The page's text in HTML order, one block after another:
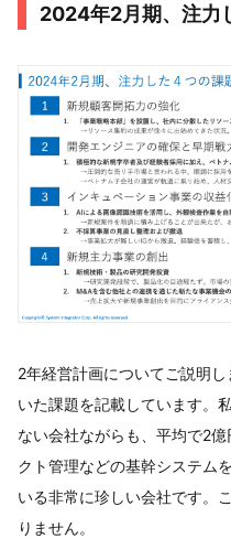
2024年2月期、注力
2年経営計画についてご説明
いた課題を記載しています。
ない会社ながらも、平均で2
クト管理などの基幹システム
いる非常に珍しい会社です。
りません。